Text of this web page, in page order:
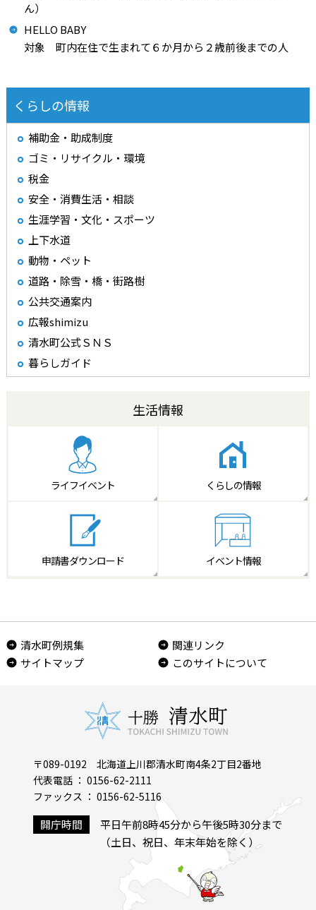
くらしの情報
補助金・助成制度
ゴミ・リサイクル・環境
税金
安全・消費生活・相談
生涯学習・文化・スポーツ
上下水道
動物・ペット
道路・除雪・橋・街路樹
公共交通案内
広報shimizu
清水町公式ＳＮＳ
暮らしガイド
生活情報
ライフイベント くらしの情報
申請書ダウンロード イベント情報
ん）
HELLO BABY
対象 町内在住で生まれて６か月から２歳前後までの人
清水町例規集
関連リンク
サイトマップ
このサイトについて
〒089-0192 北海道上川郡清水町南4条2丁目2番地
代表電話 ： 0156-62-2111
ファックス ： 0156-62-5116
開庁時間
平日午前8時45分から午後5時30分まで
（土日、祝日、年末年始を除く）